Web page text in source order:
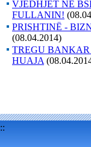
VJEDHJET NË
FULLANIN!
PRISHTINË -
(08.04.2014)
TREGU
HUAJA
::